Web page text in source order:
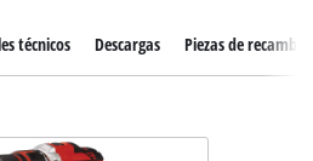
técnicos Descargas Piezas de recambio